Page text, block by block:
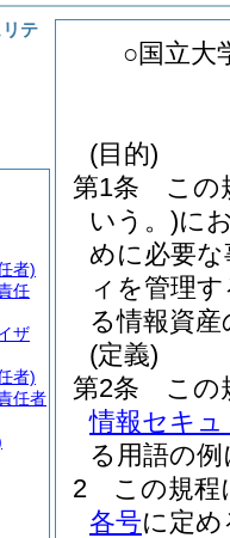
○国立大
(目的)
第1条
この
いう。)に
めに必要
ィを管理
る情報資
(定義)
第2条
この
情報セキ
る用語の
2
この規
各号に定
テ
者)
任
ザ
者)
任者